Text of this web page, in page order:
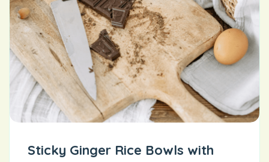
Sticky Ginger Rice Bowls with